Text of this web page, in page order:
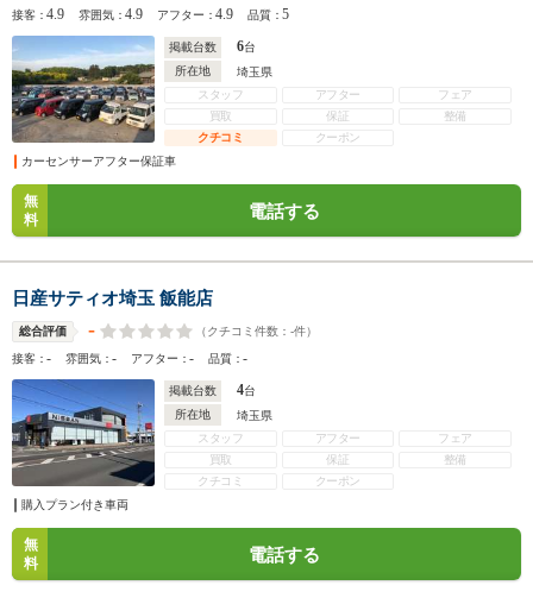
接客：4.9 雰囲気：4.9 アフター：4.9 品質：5
掲載台数 6台
所在地
埼玉県
スタッフ
アフター
フェア
買取
保証
整備
クチコミ
クーポン
カーセンサーアフター保証車
無
料
電話する
日産サティオ埼玉 飯能店
総合評価 - （クチコミ件数： -件）
接客：- 雰囲気：- アフター：- 品質：-
掲載台数 4台
所在地
埼玉県
スタッフ
アフター
フェア
買取
保証
整備
クチコミ
クーポン
購入プラン付き車両
無
料
電話する